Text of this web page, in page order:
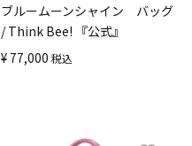
ブルームーンシャイン バッグ
/ Think Bee! 『公式』
¥ 77,000 税込